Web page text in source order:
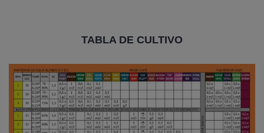
TABLA DE CULTIVO